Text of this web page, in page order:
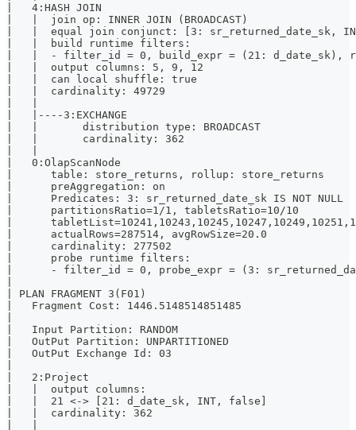
|   4:HASH JOIN
|   |  join op: INNER JOIN
|   |  equal join conjunct: [3:
|   |  build runtime filters:
|   |  - filter_id = 0, build_expr = (21:
|   |  output columns: 5, 9, 12
|   |  can local shuffle: true
|   |  cardinality: 49729
|   |----3:EXCHANGE
|   |       distribution type:
|   |       cardinality: 362
|   0:OlapScanNode
|      table: store_returns, rollup:
|      preAggregation: on
|      Predicates: 3: sr_returned_date_sk
|      partitionsRatio=1/1,
|
|      actualRows=287514,
|      cardinality: 277502
|      probe runtime filters:
|      - filter_id = 0, probe_expr = (3:
| PLAN FRAGMENT 3(F01)
|   Fragment Cost:
|   Input Partition: RANDOM
|   OutPut Partition: UNPARTITIONED
|   OutPut Exchange Id: 03
|   2:Project
|   |  output columns:
|   |  21 <-> [21: d_date_sk, INT,
|   |  cardinality: 362